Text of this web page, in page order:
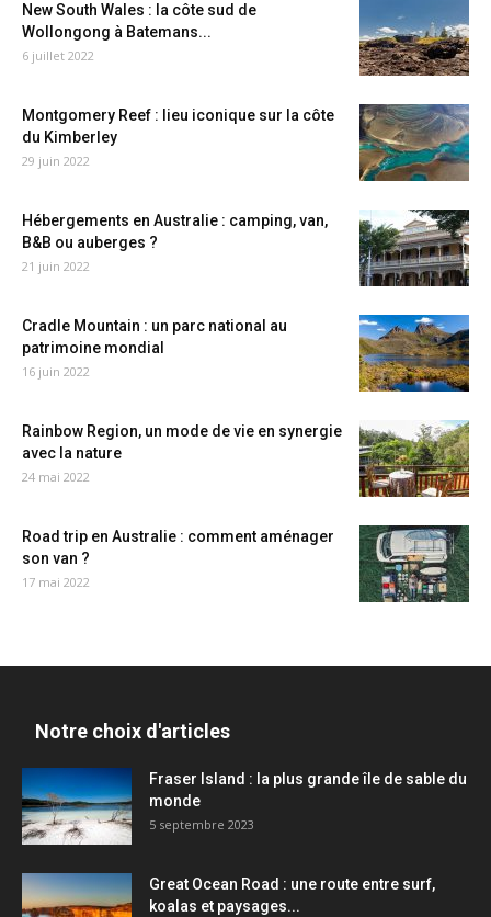
New South Wales : la côte sud de
Wollongong à Batemans...
6 juillet 2022
Montgomery Reef : lieu iconique sur la côte
du Kimberley
29 juin 2022
Hébergements en Australie : camping, van,
B&B ou auberges ?
21 juin 2022
Cradle Mountain : un parc national au
patrimoine mondial
16 juin 2022
Rainbow Region, un mode de vie en synergie
avec la nature
24 mai 2022
Road trip en Australie : comment aménager
son van ?
17 mai 2022
Notre choix d'articles
Fraser Island : la plus grande île de sable du
monde
5 septembre 2023
Great Ocean Road : une route entre surf,
koalas et paysages...